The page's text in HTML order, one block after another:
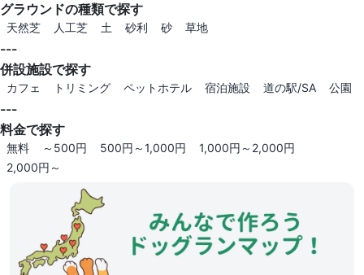
グラウンドの種類で探す
天然芝 人工芝 土 砂利 砂 草地
---
併設施設で探す
カフェ トリミング ペットホテル 宿泊施設 道の駅/SA 公園
---
料金で探す
無料 ～500円 500円～1,000円
1,000円～2,000円
2,000円～